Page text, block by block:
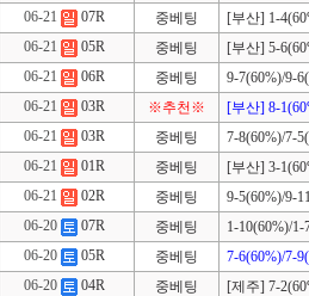
06-21
07R 중베팅
[부산] 1-
06-21
05R 중베팅
[부산] 5-
06-21
06R 중베팅
9-7(60%)/9-
06-21
03R ※추천※
[부산] 8-
06-21
03R 중베팅
7-8(60%)/7-
06-21
01R 중베팅
[부산] 3-
06-21
02R 중베팅
9-5(60%)/9-
06-20
07R 중베팅
1-10(60%)/1-
06-20
05R 중베팅
7-6(60%)/7-
06-20
04R 중베팅
[제주] 7-